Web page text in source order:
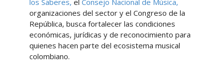
organizaciones del sector y el Congreso de la
República, busca fortalecer las condiciones
económicas, jurídicas y de reconocimiento para
quienes hacen parte del ecosistema musical
colombiano.